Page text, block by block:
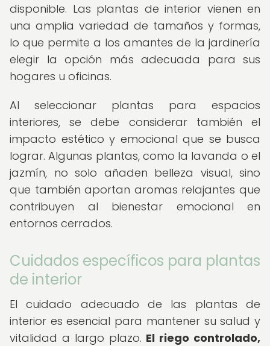
disponible. Las plantas de interior vienen en
una amplia variedad de tamaños y formas,
lo que permite a los amantes de la jardinería
elegir la opción más adecuada para sus
hogares u oficinas.
Al seleccionar plantas para espacios
interiores, se debe considerar también el
impacto estético y emocional que se busca
lograr. Algunas plantas, como la lavanda o el
jazmín, no solo añaden belleza visual, sino
que también aportan aromas relajantes que
contribuyen al bienestar emocional en
entornos cerrados.
Cuidados específicos para plantas
de interior
El cuidado adecuado de las plantas de
interior es esencial para mantener su salud y
vitalidad a largo plazo. El riego controlado,